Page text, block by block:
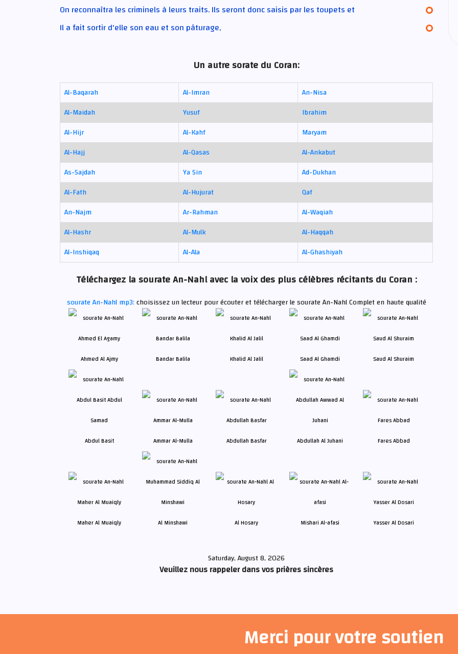
On reconnaîtra les criminels à leurs traits. Ils seront donc saisis par les toupets et
Il a fait sortir d'elle son eau et son pâturage,
Un autre sorate du Coran:
Al-Baqarah Al-Imran
An-Nisa
Al-Maidah
Yusuf
Ibrahim
Al-Hijr
Al-Kahf
Maryam
Al-Hajj
Al-Qasas
Al-Ankabut
As-Sajdah
Ya Sin
Ad-Dukhan
Al-Fath
Al-Hujurat
Qaf
An-Najm
Ar-Rahman
Al-Waqiah
Al-Hashr
Al-Mulk
Al-Haqqah
Al-Inshiqaq
Al-Ala Al-Ghashiyah
Téléchargez la sourate An-Nahl avec la voix des plus célèbres récitants du Coran :
sourate An-Nahl mp3:choisissez un lecteur pour écouter et télécharger le sourate An-Nahl Complet en haute qualité
Ahmed Al Ajmy Bandar Balila Khalid Al Jalil Saad Al Ghamdi Saud Al Shuraim
Abdul Basit Ammar Al-Mulla Abdullah Basfar Abdullah Al Juhani Fares Abbad
Maher Al Muaiqly Al Minshawi Al Hosary Mishari Al-afasi Yasser Al Dosari
Saturday, August 8, 2026
Veuillez nous rappeler dans vos prières sincères
Merci pour votre soutien